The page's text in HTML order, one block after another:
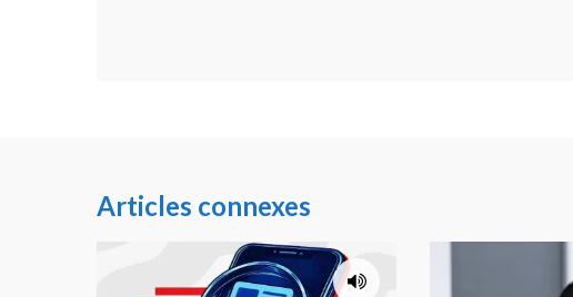
Articles connexes